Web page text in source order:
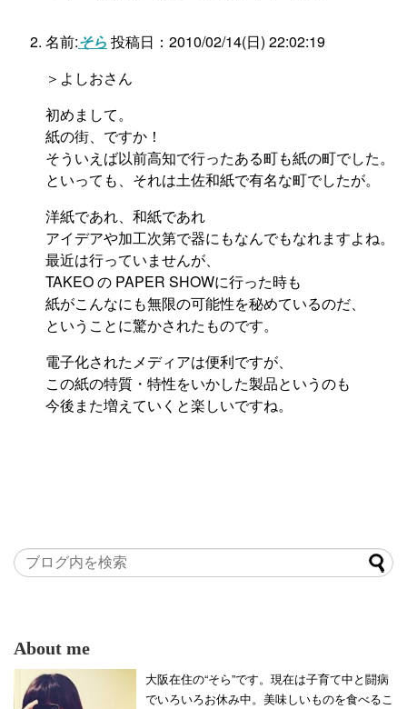
名前:そら 投稿日：2010/02/14(日) 22:02:19
＞よしおさん
初めまして。
紙の街、ですか！
そういえば以前高知で行ったある町も紙の町でした。
といっても、それは土佐和紙で有名な町でしたが。
洋紙であれ、和紙であれ
アイデアや加工次第で器にもなんでもなれますよね。
最近は行っていませんが、
TAKEO の PAPER SHOWに行った時も
紙がこんなにも無限の可能性を秘めているのだ、
ということに驚かされたものです。
電子化されたメディアは便利ですが、
この紙の特質・特性をいかした製品というのも
今後また増えていくと楽しいですね。
About me
大阪在住の“そら”です。現在は子育て中と闘病
でいろいろお休み中。美味しいものを食べるこ